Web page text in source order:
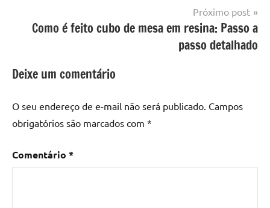
epoxi
mesa
madeira,
Mesa
madeira
com
Próximo post
Como é feito cubo de mesa em resina: Passo a
passo detalhado
Deixe um comentário
O seu endereço de e-mail não será publicado. Campos
obrigatórios são marcados com *
Comentário *